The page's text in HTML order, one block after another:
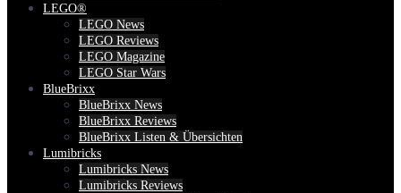
LEGO®
LEGO News
LEGO Reviews
LEGO Magazine
LEGO Star Wars
BlueBrixx
BlueBrixx News
BlueBrixx Reviews
BlueBrixx Listen & Übersichten
Lumibricks
Lumibricks News
Lumibricks Reviews